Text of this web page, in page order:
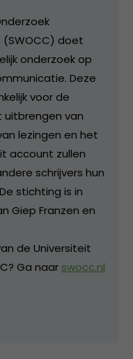
doet
onderzoek op
Deze
voor de
uitbrengen van
lezingen en het
account zullen
schrijvers hun
stichting is in
Giep Franzen en
de Universiteit
Ga naar swocc.nl